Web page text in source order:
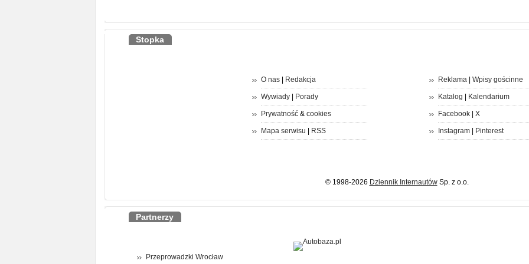
Stopka
O nas| Redakcja
Wywiady| Porady
Prywatność& cookies
Mapa serwisu | RSS
Reklama| Wpisy gościnne
Katalog | Kalendarium
Facebook| X
Instagram| Pinterest
© 1998-2026 Dziennik InternautówSp. z o.o.
Partnerzy
Przeprowadzki Wrocław